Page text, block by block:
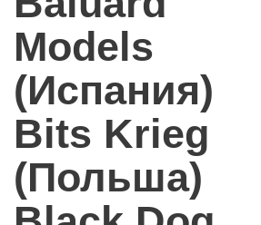
Models
(Испания)
Bits Krieg
(Польша)